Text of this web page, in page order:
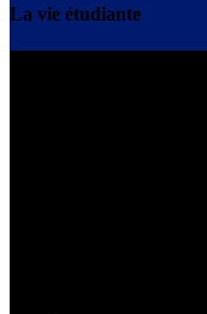
La vie étudiante